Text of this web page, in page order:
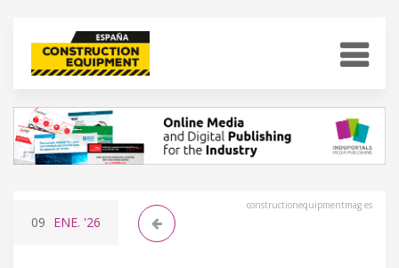
constructionequipmentmag.es
09 ENE. '26